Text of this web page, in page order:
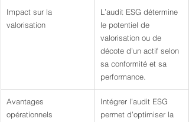
Impact sur la
valorisation
L’audit ESG détermine
le potentiel de
valorisation ou de
décote d’un actif selon
sa conformité et sa
performance.
Avantages
opérationnels
Intégrer l’audit ESG
permet d’optimiser la